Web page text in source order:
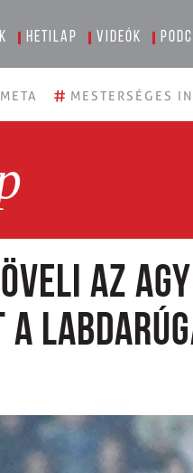
Hetilap Videók
META # MESTERSÉGES
az